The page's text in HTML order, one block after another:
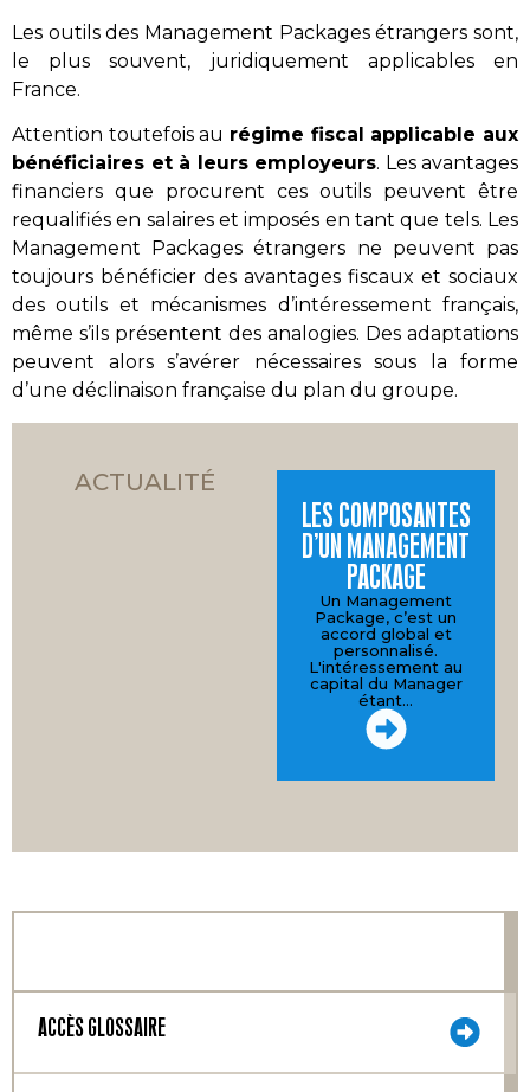
Les outils des Management Packages étrangers sont,
le plus souvent, juridiquement applicables en
France.
Attention toutefois au régime fiscal applicable aux
bénéficiaires et à leurs employeurs. Les avantages
financiers que procurent ces outils peuvent être
requalifiés en salaires et imposés en tant que tels. Les
Management Packages étrangers ne peuvent pas
toujours bénéficier des avantages fiscaux et sociaux
des outils et mécanismes d’intéressement français,
même s’ils présentent des analogies. Des adaptations
peuvent alors s’avérer nécessaires sous la forme
d’une déclinaison française du plan du groupe.
ACTUALITÉ
LES COMPOSANTES
D’UN MANAGEMENT
PACKAGE
Un Management
Package, c’est un
accord global et
personnalisé.
L'intéressement au
capital du Manager
étant…
ACCÈS GLOSSAIRE